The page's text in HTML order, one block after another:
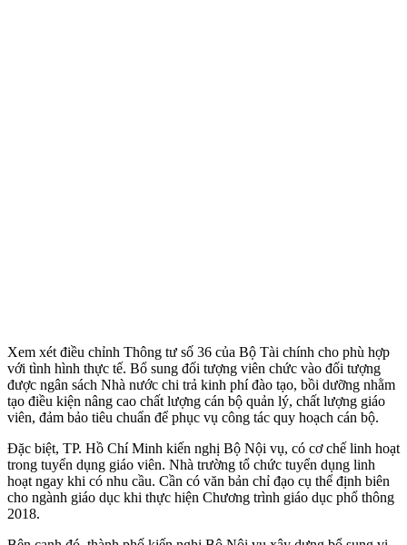
Xem xét điều chỉnh Thông tư số 36 của Bộ Tài chính cho phù hợp
với tình hình thực tế. Bổ sung đối tượng viên chức vào đối tượng
được ngân sách Nhà nước chi trả kinh phí đào tạo, bồi dưỡng nhằm
tạo điều kiện nâng cao chất lượng cán bộ quản lý, chất lượng giáo
viên, đảm bảo tiêu chuẩn để phục vụ công tác quy hoạch cán bộ.
Đặc biệt, TP. Hồ Chí Minh kiến nghị Bộ Nội vụ, có cơ chế linh hoạt
trong tuyển dụng giáo viên. Nhà trường tổ chức tuyển dụng linh
hoạt ngay khi có nhu cầu. Cần có văn bản chỉ đạo cụ thể định biên
cho ngành giáo dục khi thực hiện Chương trình giáo dục phổ thông
2018.